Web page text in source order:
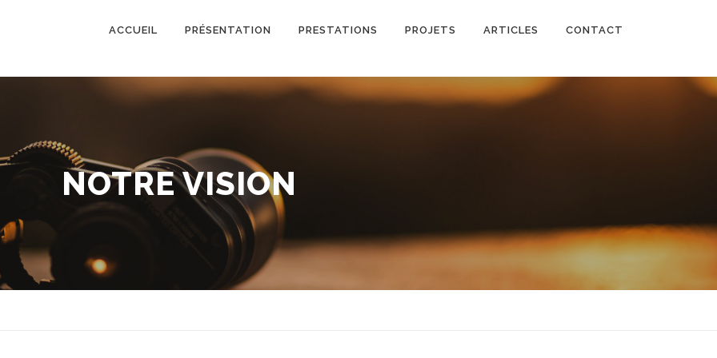
ACCUEIL PRÉSENTATION PRESTATIONS PROJETS ARTICLES CONTACT
NOTRE VISION